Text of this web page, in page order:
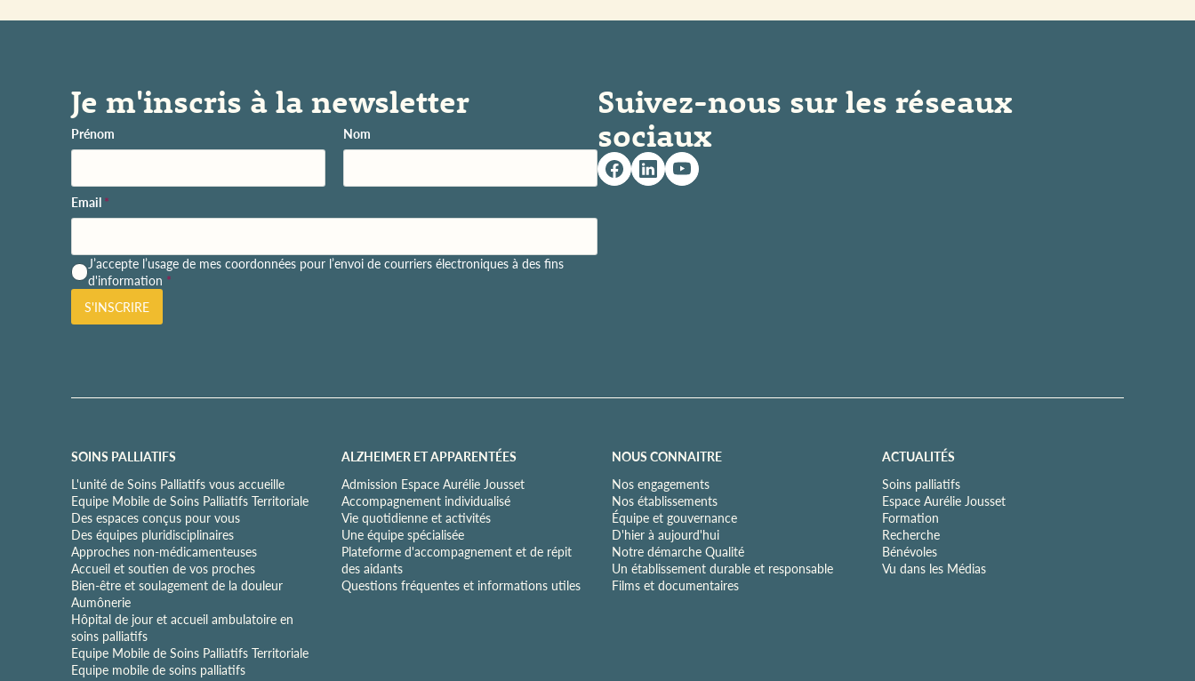
Je m'inscris à la newsletter
Prénom Nom
Email *
P
o
l
t
e
c
o
n
f
i
d
e
n
t
i
a
l
i
t
J’accepte l’usage de mes coordonnées pour l’envoi de courriers électroniques à des fins
d'information *
S'INSCRIRE
Suivez-nous sur les réseaux
sociaux
SOINS PALLIATIFS
L'unité de Soins Palliatifs vous accueille
Equipe Mobile de Soins Palliatifs Territoriale
Des espaces conçus pour vous
Des équipes pluridisciplinaires
Approches non-médicamenteuses
Accueil et soutien de vos proches
Bien-être et soulagement de la douleur
Aumônerie
Hôpital de jour et accueil ambulatoire en
soins palliatifs
Equipe Mobile de Soins Palliatifs Territoriale
Equipe mobile de soins palliatifs
ALZHEIMER ET APPARENTÉES
Admission Espace Aurélie Jousset
Accompagnement individualisé
Vie quotidienne et activités
Une équipe spécialisée
Plateforme d'accompagnement et de répit
des aidants
Questions fréquentes et informations utiles
NOUS CONNAITRE
Nos engagements
Nos établissements
Équipe et gouvernance
D'hier à aujourd'hui
Notre démarche Qualité
Un établissement durable et responsable
Films et documentaires
ACTUALITÉS
Soins palliatifs
Espace Aurélie Jousset
Formation
Recherche
Bénévoles
Vu dans les Médias